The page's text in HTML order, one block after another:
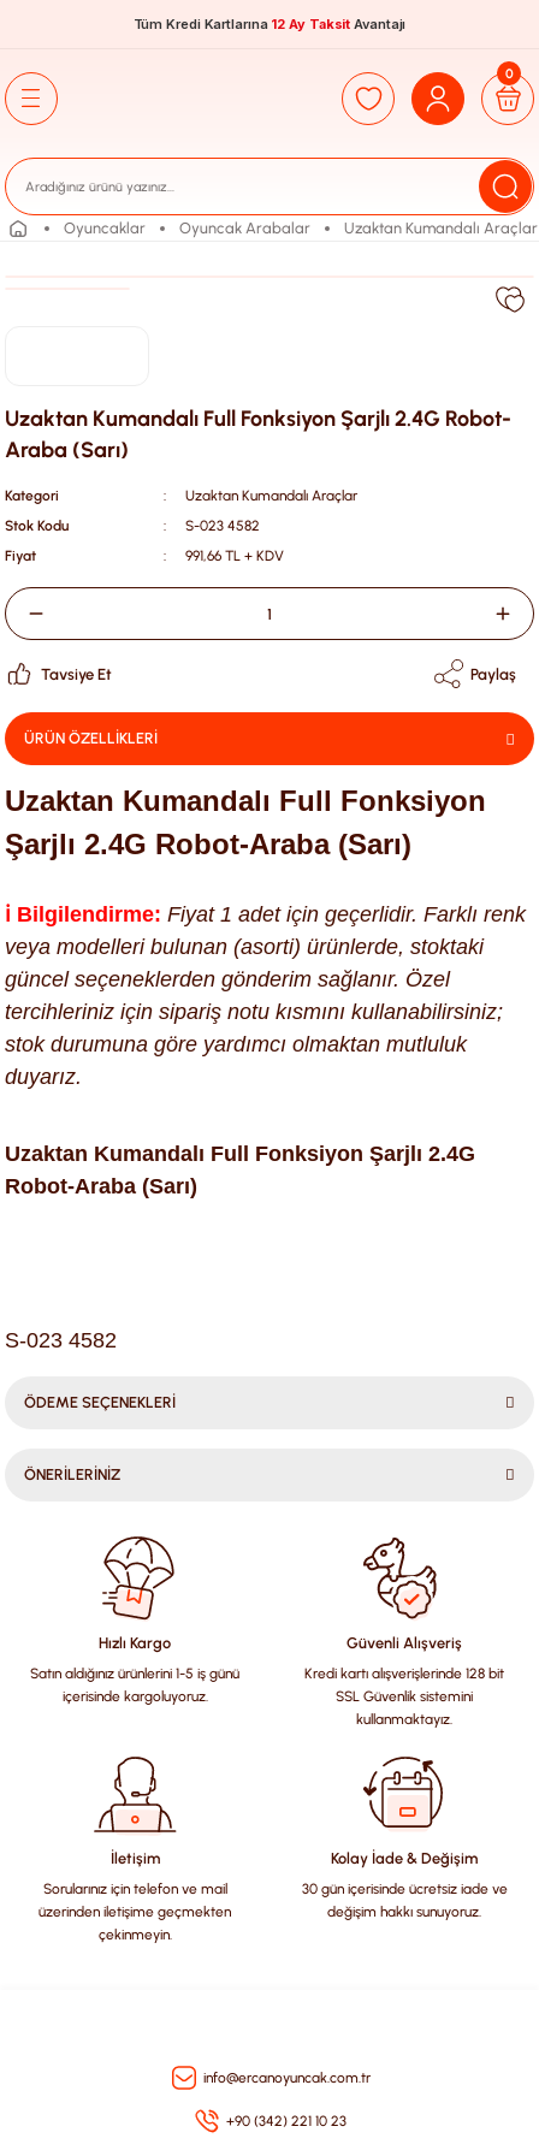
Tüm Kredi Kartlarına 12 Ay Taksit Avantajı
0
Oyuncaklar Oyuncak Arabalar Uzaktan Kumandalı Araçlar
Uzaktan Kumandalı Full Fonksiyon Şarjlı 2.4G Robot-
Araba (Sarı)
Kategori
Uzaktan Kumandalı Araçlar
Stok Kodu
S-023 4582
Fiyat
991,66 TL + KDV
Tavsiye Et Paylaş
ÜRÜN ÖZELLİKLERİ
Uzaktan Kumandalı Full Fonksiyon
Şarjlı 2.4G Robot-Araba (Sarı)
ℹ️ Bilgilendirme: Fiyat 1 adet için geçerlidir. Farklı renk
veya modelleri bulunan (asorti) ürünlerde, stoktaki
güncel seçeneklerden gönderim sağlanır. Özel
tercihleriniz için sipariş notu kısmını kullanabilirsiniz;
stok durumuna göre yardımcı olmaktan mutluluk
duyarız.
Uzaktan Kumandalı Full Fonksiyon Şarjlı 2.4G
Robot-Araba (Sarı)
S-023 4582
ÖDEME SEÇENEKLERİ
ÖNERİLERİNİZ
konularda yetersiz gördüğünüz noktaları öneri formunu
kullanarak tarafımıza iletebilirsiniz.
Görüş ve önerileriniz için teşekkür ederiz.
Ürün resmi kalitesiz, bozuk veya görüntülenemiyor.
Ürün açıklamasında eksik bilgiler bulunuyor.
Ürün bilgilerinde hatalar bulunuyor.
Ürün fiyatı diğer sitelerden daha pahalı.
Bu ürüne benzer farklı alternatifler olmalı.
Hızlı Kargo
Satın aldığınız ürünlerini 1-5 iş günü
içerisinde kargoluyoruz.
Güvenli Alışveriş
Kredi kartı alışverişlerinde 128 bit
SSL Güvenlik sistemini
kullanmaktayız.
İletişim
Sorularınız için telefon ve mail
üzerinden iletişime geçmekten
çekinmeyin.
Kolay İade & Değişim
30 gün içerisinde ücretsiz iade ve
değişim hakkı sunuyoruz.
info@ercanoyuncak.com.tr
+90 (342) 221 10 23